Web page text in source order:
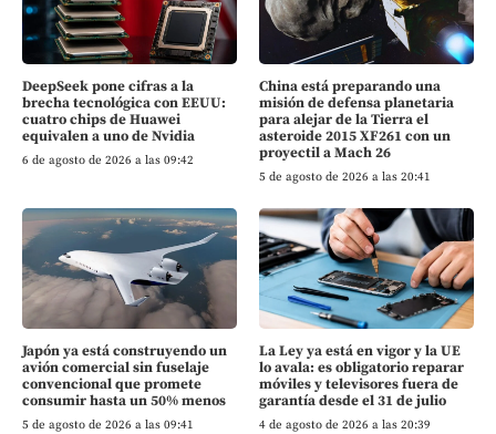
DeepSeek pone cifras a la
brecha tecnológica con EEUU:
cuatro chips de Huawei
equivalen a uno de Nvidia
6 de agosto de 2026 a las 09:42
China está preparando una
misión de defensa planetaria
para alejar de la Tierra el
asteroide 2015 XF261 con un
proyectil a Mach 26
5 de agosto de 2026 a las 20:41
Japón ya está construyendo un
avión comercial sin fuselaje
convencional que promete
consumir hasta un 50% menos
5 de agosto de 2026 a las 09:41
La Ley ya está en vigor y la UE
lo avala: es obligatorio reparar
móviles y televisores fuera de
garantía desde el 31 de julio
4 de agosto de 2026 a las 20:39